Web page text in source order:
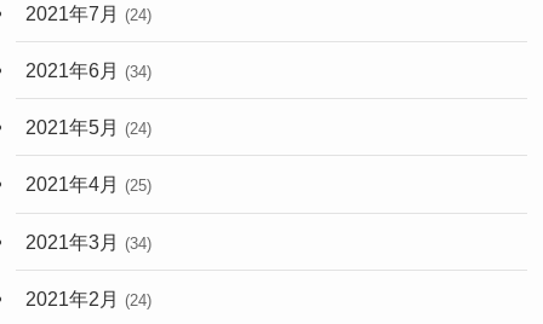
2021年7月 (24)
2021年6月 (34)
2021年5月 (24)
2021年4月 (25)
2021年3月 (34)
2021年2月 (24)